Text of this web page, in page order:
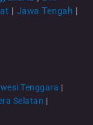
| Jawa Tengah |
Tenggara |
Selatan |